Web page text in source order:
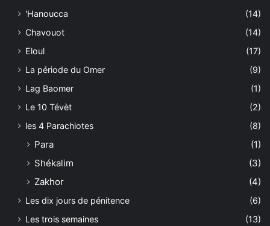
'Hanoucca
(14)
Chavouot
(14)
Eloul
(17)
La période du Omer
(9)
Lag Baomer
(1)
Le 10 Tévèt
(2)
les 4 Parachiotes
(8)
Para
(1)
Shékalim
(3)
Zakhor
(4)
Les dix jours de pénitence
(6)
Les trois semaines
(13)